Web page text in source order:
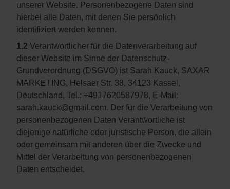
unserer Website. Personenbezogene Daten sind
hierbei alle Daten, mit denen Sie persönlich
identifiziert werden können.
1.2 Verantwortlicher für die Datenverarbeitung auf
dieser Website im Sinne der Datenschutz-
Grundverordnung (DSGVO) ist Sarah Kauck, SAXAR
MARKETING, Helsaer Str. 38, 34123 Kassel,
Deutschland, Tel.: +4917620587978, E-Mail:
sarah.kauck@gmail.com. Der für die Verarbeitung von
personenbezogenen Daten Verantwortliche ist
diejenige natürliche oder juristische Person, die allein
oder gemeinsam mit anderen über die Zwecke und
Mittel der Verarbeitung von personenbezogenen
Daten entscheidet.